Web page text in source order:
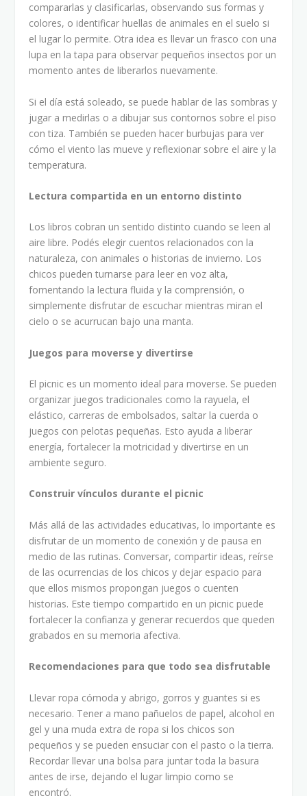
compararlas y clasificarlas, observando sus formas y
colores, o identificar huellas de animales en el suelo si
el lugar lo permite. Otra idea es llevar un frasco con una
lupa en la tapa para observar pequeños insectos por un
momento antes de liberarlos nuevamente.
Si el día está soleado, se puede hablar de las sombras y
jugar a medirlas o a dibujar sus contornos sobre el piso
con tiza. También se pueden hacer burbujas para ver
cómo el viento las mueve y reflexionar sobre el aire y la
temperatura.
Lectura compartida en un entorno distinto
Los libros cobran un sentido distinto cuando se leen al
aire libre. Podés elegir cuentos relacionados con la
naturaleza, con animales o historias de invierno. Los
chicos pueden turnarse para leer en voz alta,
fomentando la lectura fluida y la comprensión, o
simplemente disfrutar de escuchar mientras miran el
cielo o se acurrucan bajo una manta.
Juegos para moverse y divertirse
El picnic es un momento ideal para moverse. Se pueden
organizar juegos tradicionales como la rayuela, el
elástico, carreras de embolsados, saltar la cuerda o
juegos con pelotas pequeñas. Esto ayuda a liberar
energía, fortalecer la motricidad y divertirse en un
ambiente seguro.
Construir vínculos durante el picnic
Más allá de las actividades educativas, lo importante es
disfrutar de un momento de conexión y de pausa en
medio de las rutinas. Conversar, compartir ideas, reírse
de las ocurrencias de los chicos y dejar espacio para
que ellos mismos propongan juegos o cuenten
historias. Este tiempo compartido en un picnic puede
fortalecer la confianza y generar recuerdos que queden
grabados en su memoria afectiva.
Recomendaciones para que todo sea disfrutable
Llevar ropa cómoda y abrigo, gorros y guantes si es
necesario. Tener a mano pañuelos de papel, alcohol en
gel y una muda extra de ropa si los chicos son
pequeños y se pueden ensuciar con el pasto o la tierra.
Recordar llevar una bolsa para juntar toda la basura
antes de irse, dejando el lugar limpio como se
encontró.